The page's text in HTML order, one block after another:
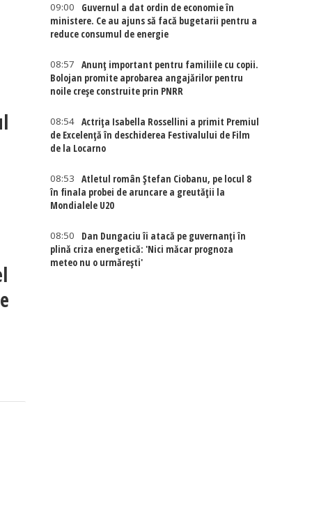
09:00
Guvernul a dat ordin de economie în
ministere. Ce au ajuns să facă bugetarii pentru a
reduce consumul de energie
08:57
Anunț important pentru familiile cu copii.
Bolojan promite aprobarea angajărilor pentru
noile creșe construite prin PNRR
08:54 Actriţa Isabella Rossellini a primit Premiul
de Excelenţă în deschiderea Festivalului de Film
de la Locarno
08:53
Atletul român Ștefan Ciobanu, pe locul 8
în finala probei de aruncare a greutății la
Mondialele U20
08:50
Dan Dungaciu îi atacă pe guvernanți în
plină criza energetică: 'Nici măcar prognoza
meteo nu o urmărești'